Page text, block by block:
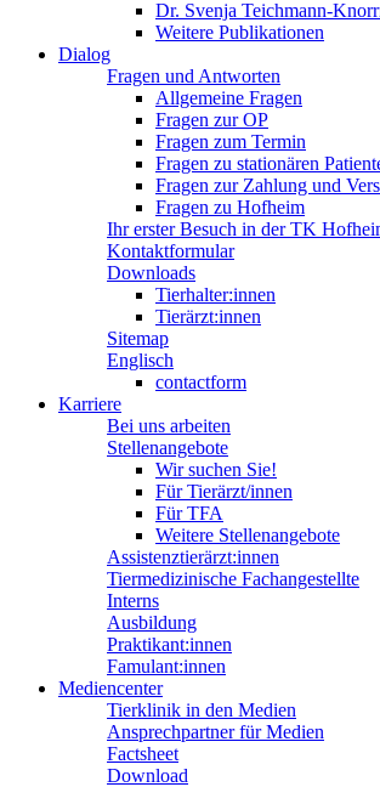
Dr. Svenja Teichmann-
Weitere Publikationen
Dialog
Fragen und Antworten
Allgemeine Fragen
Fragen zur OP
Fragen zum Termin
Fragen zu stationären
Fragen zur Zahlung und
Fragen zu Hofheim
Ihr erster Besuch in der TK
Kontaktformular
Downloads
Tierhalter:innen
Tierärzt:innen
Sitemap
Englisch
contactform
Karriere
Bei uns arbeiten
Stellenangebote
Wir suchen Sie!
Für Tierärzt/innen
Für TFA
Weitere Stellenangebote
Assistenztierärzt:innen
Tiermedizinische Fachangestellte
Interns
Ausbildung
Praktikant:innen
Famulant:innen
Mediencenter
Tierklinik in den Medien
Ansprechpartner für Medien
Factsheet
Download